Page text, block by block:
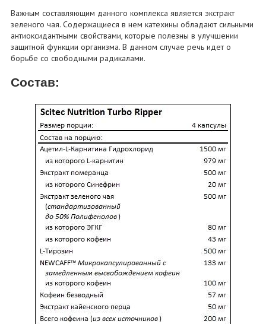
Важным составляющим данного комплекса является экстракт
зеленого чая. Содержащиеся в нем катехины обладают сильными
антиоксидантными свойствами, которые полезны в улучшении
защитной функции организма. В данном случае речь идет о
борьбе со свободными радикалами.
Состав: